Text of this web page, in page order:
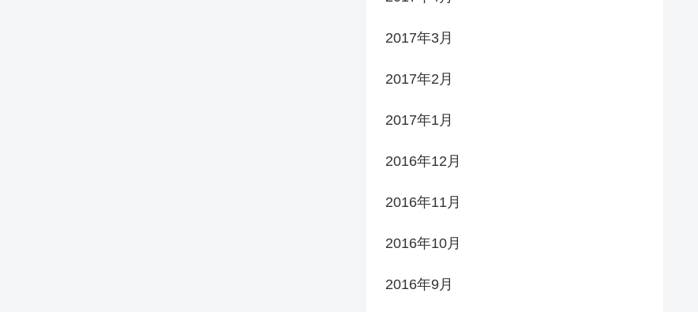
2017年3月
2017年2月
2017年1月
2016年12月
2016年11月
2016年10月
2016年9月